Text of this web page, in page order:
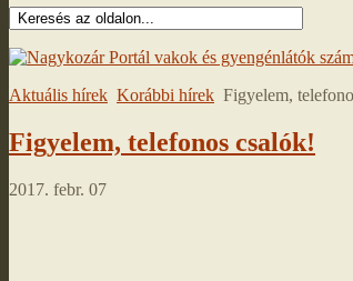
Aktuális hírek Korábbi hírek Figyelem,
Figyelem, telefonos csalók!
2017. febr. 07